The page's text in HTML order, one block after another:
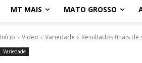
MT MAIS MATO GROSSO
Início Video Variedade Resultados finais
Variedade